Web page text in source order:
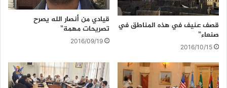
قصف عنيف في هذه المناطق في
صنعاء”
2016/10/15
قيادي من أنصار الله يصرح
تصريحات مهمة”
2016/09/19